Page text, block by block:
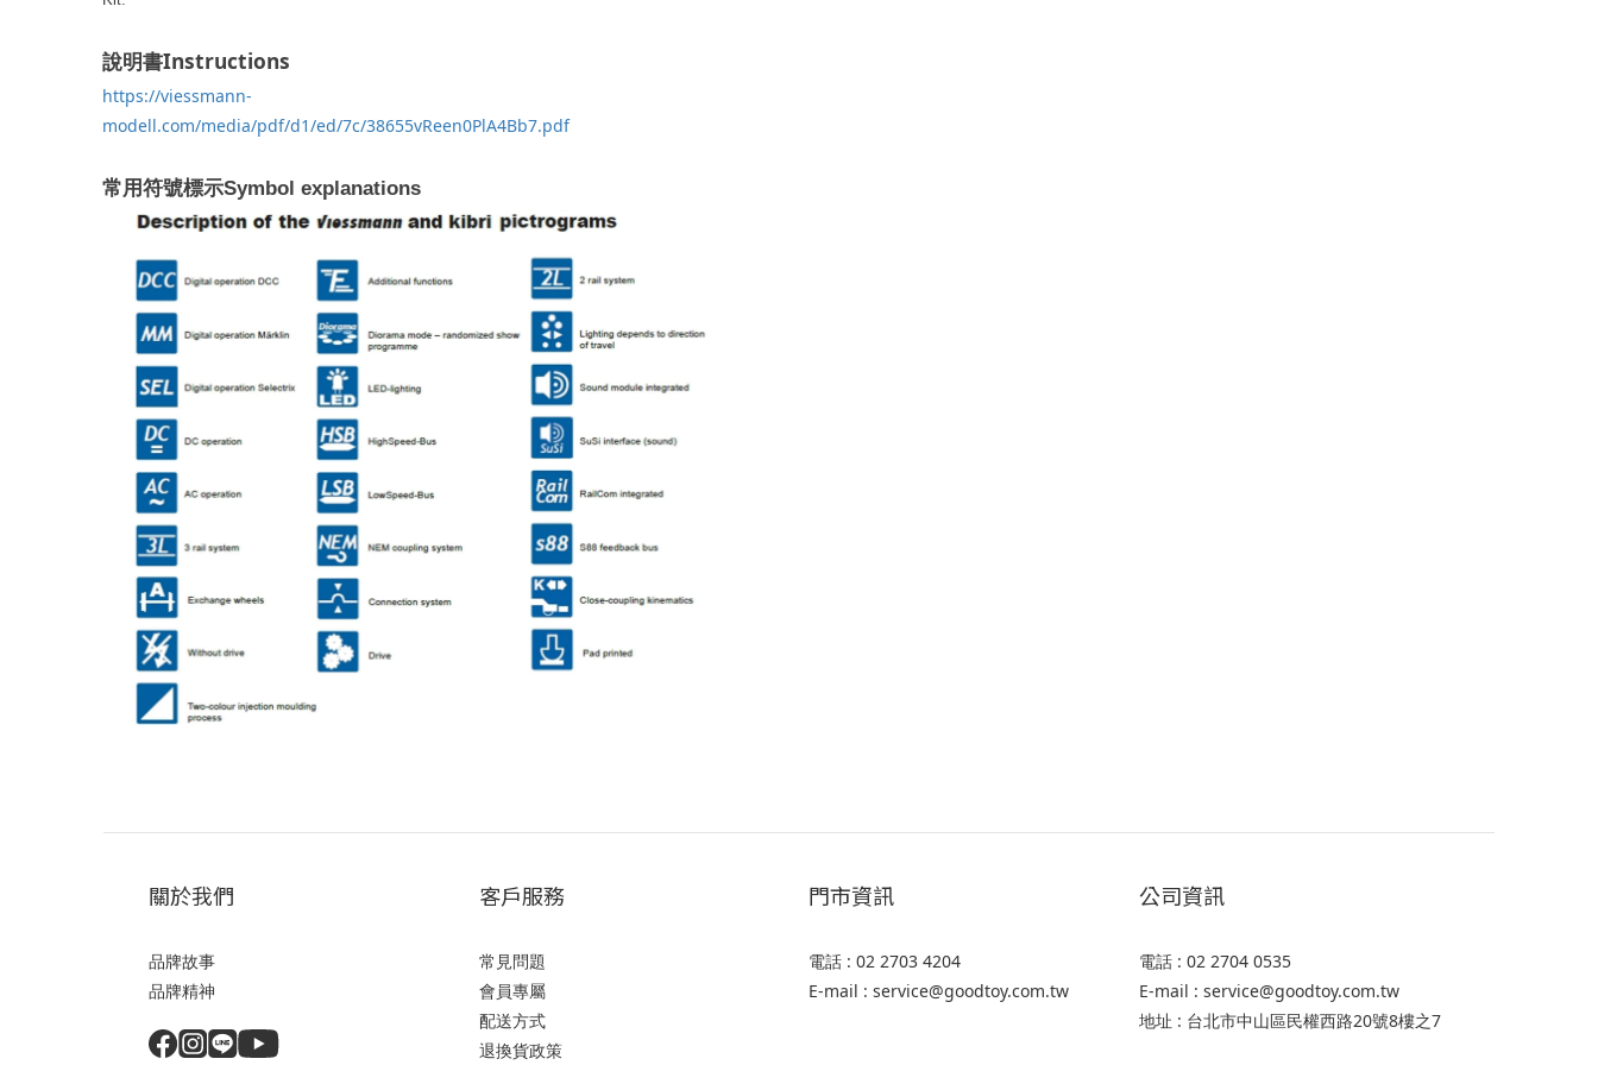
說明書Instructions
https://viessmann-
modell.com/media/pdf/d1/ed/7c/38655vReen0PlA4Bb7.pdf
常用符號標示Symbol explanations
關於我們
品牌故事
品牌精神
客戶服務
常見問題
會員專屬
配送方式
退換貨政策
門市資訊
電話 : 02 2703 4204
E-mail : service@goodtoy.com.tw
公司資訊
電話 : 02 2704 0535
E-mail : service@goodtoy.com.tw
地址 : 台北市中山區民權西路20號8樓之7